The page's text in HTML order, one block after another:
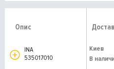
Опис
INA
535017010
Киев
В